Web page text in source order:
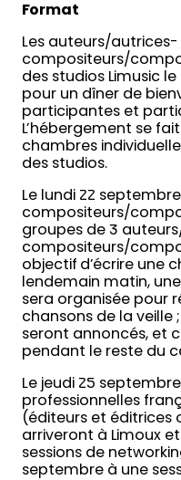
Format
Les auteurs/autrices-
compositeurs/
des studios Limusic le
pour un dîner de
participantes et
L’hébergement se
chambres
des studios.
Le lundi 22
compositeurs/
groupes de 3
compositeurs/
objectif d’écrire une
lendemain matin,
sera organisée pour
chansons de la veille
seront annoncés, et
pendant le reste du
Le jeudi 25
professionnelles
(éditeurs et éditrices
arriveront à Limoux
sessions de
septembre à une